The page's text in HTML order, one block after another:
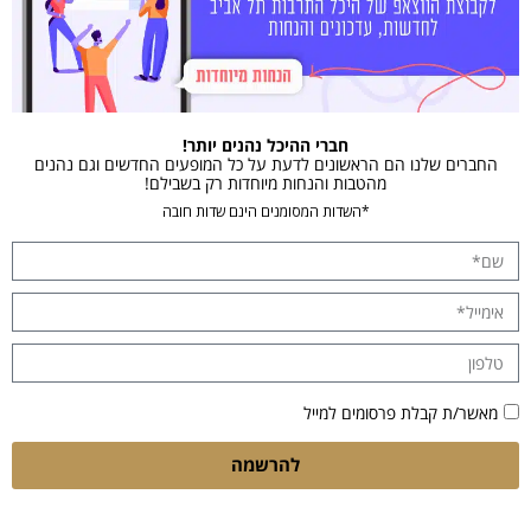
חברי ההיכל נהנים יותר!
החברים שלנו הם הראשונים לדעת על כל המופעים החדשים וגם נהנים
מהטבות והנחות מיוחדות רק בשבילם!
*השדות המסומנים הינם שדות חובה
מאשר/ת קבלת פרסומים למייל
להרשמה